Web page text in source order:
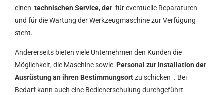
einen technischen Service, der für eventuelle Reparaturen
und für die Wartung der Werkzeugmaschine zur Verfügung
steht.
Andererseits bieten viele Unternehmen den Kunden die
Möglichkeit, die Maschine sowie Personal zur Installation der
Ausrüstung an ihren Bestimmungsortzu schicken . Bei
Bedarf kann auch eine Bedienerschulung durchgeführt